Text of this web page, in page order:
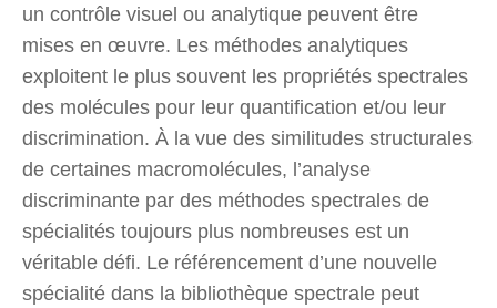
un contrôle visuel ou analytique peuvent être
mises en œuvre. Les méthodes analytiques
exploitent le plus souvent les propriétés spectrales
des molécules pour leur quantification et/ou leur
discrimination. À la vue des similitudes structurales
de certaines macromolécules, l’analyse
discriminante par des méthodes spectrales de
spécialités toujours plus nombreuses est un
véritable défi. Le référencement d’une nouvelle
spécialité dans la bibliothèque spectrale peut